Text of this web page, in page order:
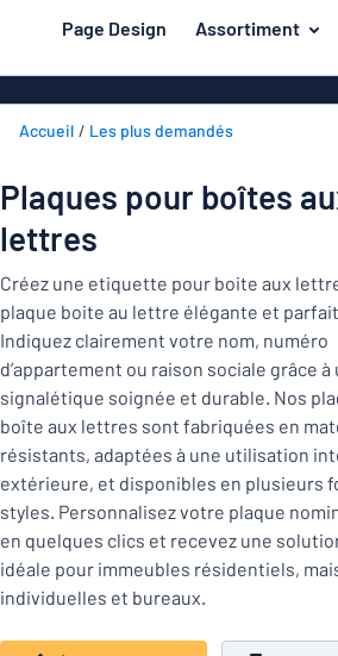
principal
Page Design Assortiment
Secteur
Marquage
Bureau et lieu de travail
Construction et électricité
Industrie et fabrication
Trafic et véhicules
Autocollants
Montrer toutes les catégories
Les
plus
demandés
Matière
Secteur
Maison
et
intérieur
Marquage
Bureau
et
lieu
de
travail
Montrer toutes les catégories
Demande
de
devis
Se
au
de jouer
Accueil Les plus demandés
Plaques pour boîtes
lettres
Créez une etiquette pour boite aux
plaque boite au lettre élégante et
Indiquez clairement votre nom, numéro
d’appartement ou raison sociale grâce à
signalétique soignée et durable. Nos
boîte aux lettres sont fabriquées en
résistants, adaptées à une utilisation
extérieure, et disponibles en plusieurs
styles. Personnalisez votre plaque
en quelques clics et recevez une
idéale pour immeubles résidentiels,
individuelles et bureaux.